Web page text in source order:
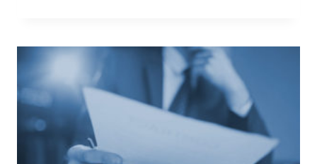
CRIMES
TRÂNSITO
SUAS
CONSEQUÊNCIAS